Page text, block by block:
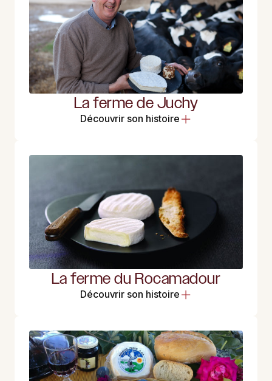
La ferme de Juchy
Découvrir son histoire
La ferme du Rocamadour
Découvrir son histoire